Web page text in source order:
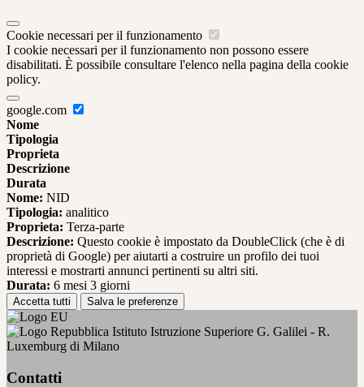
Cookie necessari per il funzionamento
I cookie necessari per il funzionamento non possono essere
disabilitati. È possibile consultare l'elenco nella pagina della cookie
policy.
google.com
Nome
Tipologia
Proprieta
Descrizione
Durata
Nome: NID
Tipologia: analitico
Proprieta: Terza-parte
Descrizione: Questo cookie è impostato da DoubleClick (che è di
proprietà di Google) per aiutarti a costruire un profilo dei tuoi
interessi e mostrarti annunci pertinenti su altri siti.
Durata: 6 mesi 3 giorni
Accetta tutti Salva le preferenze
Istituto Istruzione Superiore G. Galilei - R.
Luxemburg di Milano
Contatti